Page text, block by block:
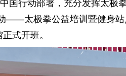
行动部署，充分发挥太极
——太极拳公益培训暨健身
式开班。